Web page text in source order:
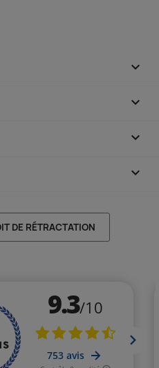



keyboard_arrow_down
DE RÉTRACTATION